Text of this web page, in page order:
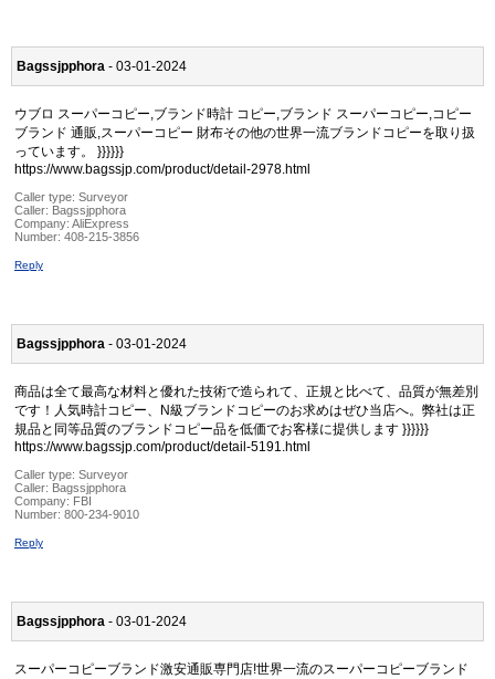
Bagssjpphora - 03-01-2024
ウブロ スーパーコピー,ブランド時計 コピー,ブランド スーパーコピー,コピー
ブランド 通販,スーパーコピー 財布その他の世界一流ブランドコピーを取り扱
っています。 }}}}}}
https://www.bagssjp.com/product/detail-2978.html
Caller type: Surveyor
Caller: Bagssjpphora
Company: AliExpress
Number: 408-215-3856
Reply
Bagssjpphora - 03-01-2024
商品は全て最高な材料と優れた技術で造られて、正規と比べて、品質が無差別
です！人気時計コピー、N級ブランドコピーのお求めはぜひ当店へ。弊社は正
規品と同等品質のブランドコピー品を低価でお客様に提供します }}}}}}
https://www.bagssjp.com/product/detail-5191.html
Caller type: Surveyor
Caller: Bagssjpphora
Company: FBI
Number: 800-234-9010
Reply
Bagssjpphora - 03-01-2024
スーパーコピーブランド激安通販専門店!世界一流のスーパーコピーブランド